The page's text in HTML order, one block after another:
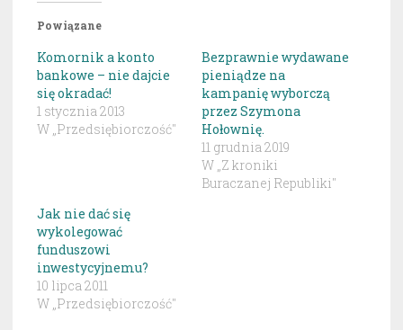
Powiązane
Komornik a konto
bankowe – nie dajcie
się okradać!
1 stycznia 2013
W „Przedsiębiorczość"
Bezprawnie wydawane
pieniądze na
kampanię wyborczą
przez Szymona
Hołownię.
11 grudnia 2019
W „Z kroniki
Buraczanej Republiki"
Jak nie dać się
wykolegować
funduszowi
inwestycyjnemu?
10 lipca 2011
W „Przedsiębiorczość"